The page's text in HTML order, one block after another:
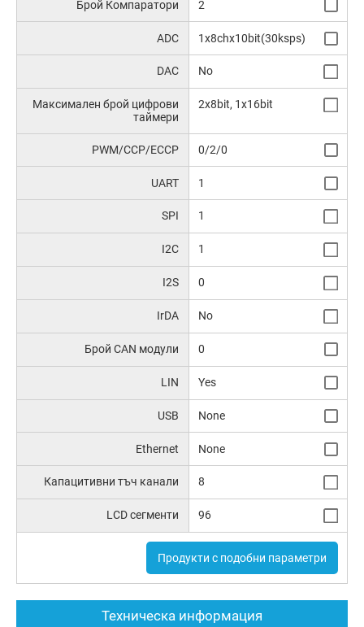
Брой Компаратори 2
ADC 1x8chx10bit(30ksps)
DAC No
Максимален брой цифрови
таймери
2x8bit, 1x16bit
PWM/CCP/ECCP 0/2/0
UART 1
SPI 1
I2C 1
I2S 0
IrDA No
Брой CAN модули 0
LIN Yes
USB None
Ethernet None
Капацитивни тъч канали 8
LCD сегменти 96
Продукти с подобни параметри
Техническа информация